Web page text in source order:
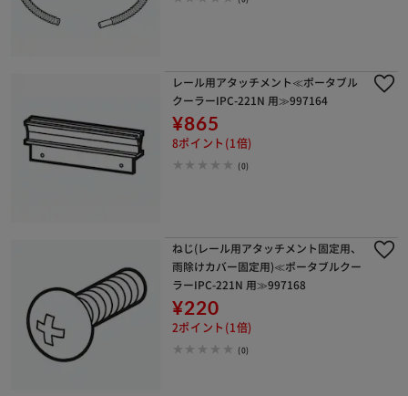
レール用アタッチメント≪ポータブル
クーラーIPC-221N 用≫997164
¥865
8ポイント(1倍)
(0)
ねじ(レール用アタッチメント固定用、
雨除けカバー固定用)≪ポータブルクー
ラーIPC-221N 用≫997168
¥220
2ポイント(1倍)
(0)